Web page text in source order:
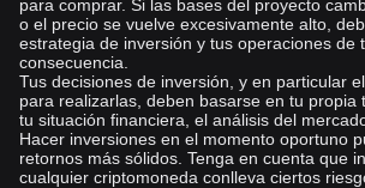
para comprar. Si las bases del proyecto
o el precio se vuelve excesivamente alto,
estrategia de inversión y tus operaciones de
consecuencia.
Tus decisiones de inversión, y en particular
para realizarlas, deben basarse en tu propia
tu situación financiera, el análisis del
Hacer inversiones en el momento oportuno
retornos más sólidos. Tenga en cuenta que
cualquier criptomoneda conlleva ciertos